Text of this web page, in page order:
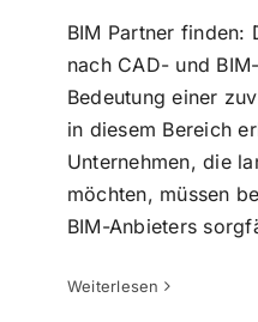
BIM Partner finden:
nach CAD- und
Bedeutung einer
in diesem Bereich
Unternehmen, die
möchten, müssen
BIM-Anbieters
Weiterlesen
Punktwolke zu CAD